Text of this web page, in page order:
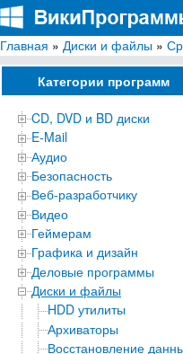
ВикиПрограммы
Энциклопедия бесплатных
Главная » Диски и файлы »
Категории программ
CD, DVD и BD диски
E-Mail
Аудио
Безопасность
Веб-разработчику
Видео
Геймерам
Графика и дизайн
Деловые программы
Диски и файлы
HDD утилиты
Архиваторы
Восстановление